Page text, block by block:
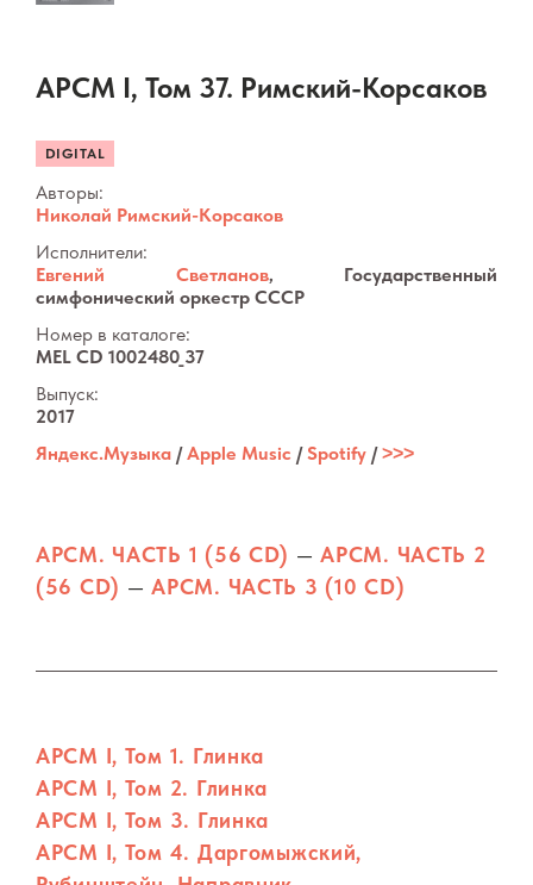
АРСМ I, Том 37. Римский-Корсаков
DIGITAL
Авторы:
Николай Римский-Корсаков
Исполнители:
Евгений Светланов, Государственный
симфонический оркестр СССР
Номер в каталоге:
MEL CD 1002480_37
Выпуск:
2017
Яндекс.Музыка /Apple Music /Spotify /˃˃˃
АРСМ. ЧАСТЬ 1 (56 CD) —АРСМ. ЧАСТЬ 2
(56 CD) —АРСМ. ЧАСТЬ 3 (10 CD)
АРСМ I, Том 1. Глинка
АРСМ I, Том 2. Глинка
АРСМ I, Том 3. Глинка
АРСМ I, Том 4. Даргомыжский,